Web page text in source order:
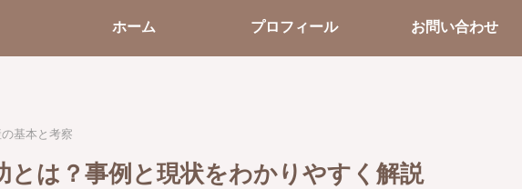
ホーム プロフィール お問い合わせ
基本と考察
とは？事例と現状をわかりやすく解説